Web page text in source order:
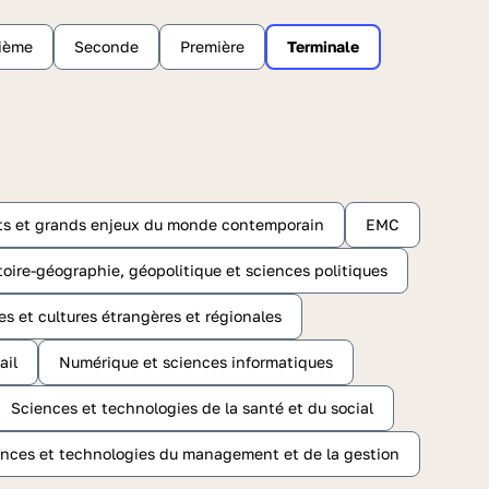
Seconde Première Terminale
et grands enjeux du monde contemporain EMC
géographie, géopolitique et sciences politiques
et cultures étrangères et régionales
Numérique et sciences informatiques
Sciences et technologies de la santé et du social
et technologies du management et de la gestion